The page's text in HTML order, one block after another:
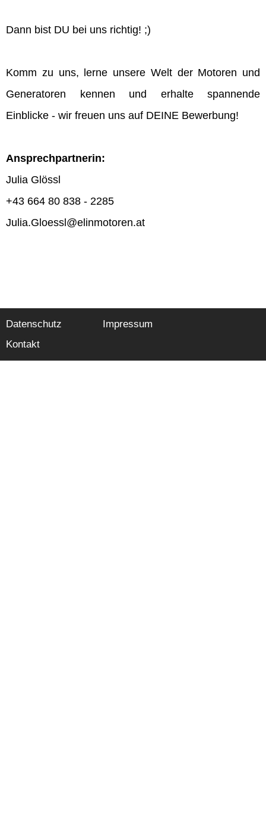
Dann bist DU bei uns richtig! ;)
Komm zu uns, lerne unsere Welt der Motoren und
Generatoren kennen und erhalte spannende
Einblicke - wir freuen uns auf DEINE Bewerbung!
Ansprechpartnerin:
Julia Glössl
+43 664 80 838 - 2285
Julia.Gloessl@elinmotoren.at
Datenschutz
Impressum
Kontakt